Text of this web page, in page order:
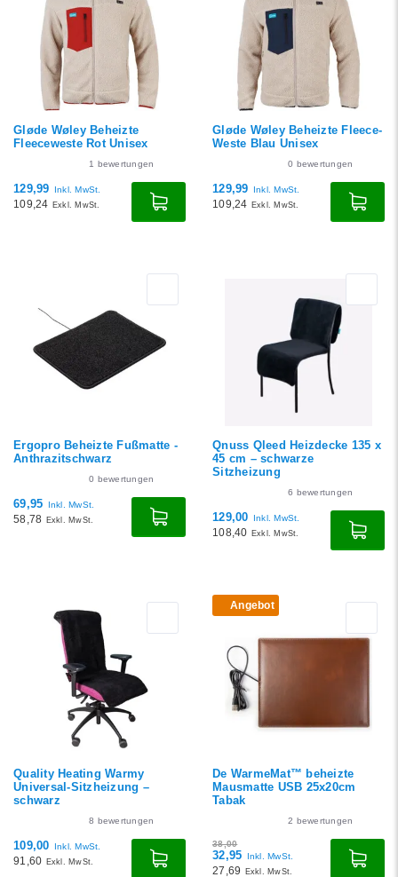
Gløde Wøley Beheizte
Fleeceweste Rot Unisex
1 bewertungen
129,99 Inkl. MwSt.
109,24 Exkl. MwSt.
Gløde Wøley Beheizte Fleece-
Weste Blau Unisex
0 bewertungen
129,99 Inkl. MwSt.
109,24 Exkl. MwSt.
Ergopro Beheizte Fußmatte -
Anthrazitschwarz
0 bewertungen
69,95 Inkl. MwSt.
58,78 Exkl. MwSt.
Qnuss Qleed Heizdecke 135 x
45 cm – schwarze
Sitzheizung
6 bewertungen
129,00 Inkl. MwSt.
108,40 Exkl. MwSt.
Quality Heating Warmy
Universal-Sitzheizung –
schwarz
8 bewertungen
109,00 Inkl. MwSt.
91,60 Exkl. MwSt.
Angebot
De WarmeMat™ beheizte
Mausmatte USB 25x20cm
Tabak
2 bewertungen
38,00
32,95 Inkl. MwSt.
27,69 Exkl. MwSt.